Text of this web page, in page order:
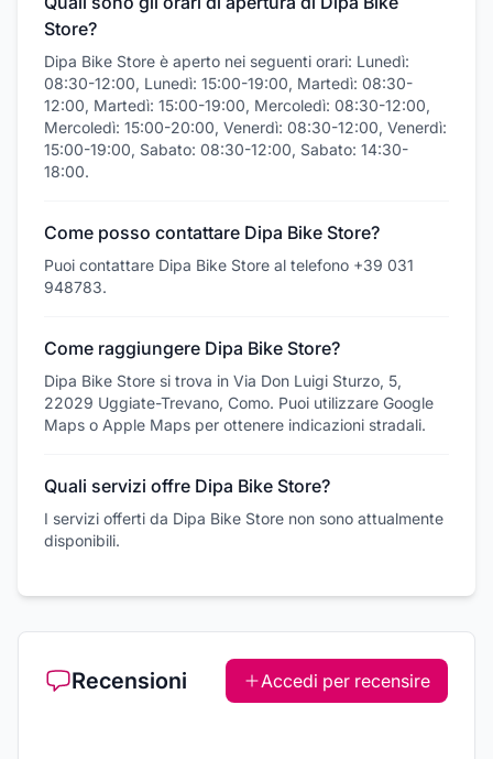
Store?
Dipa Bike Store è aperto nei seguenti orari: Lunedì:
08:30-12:00, Lunedì: 15:00-19:00, Martedì: 08:30-
12:00, Martedì: 15:00-19:00, Mercoledì: 08:30-12:00,
Mercoledì: 15:00-20:00, Venerdì: 08:30-12:00, Venerdì:
15:00-19:00, Sabato: 08:30-12:00, Sabato: 14:30-
18:00.
Come posso contattare Dipa Bike Store?
Puoi contattare Dipa Bike Store al telefono +39 031
948783.
Come raggiungere Dipa Bike Store?
Dipa Bike Store si trova in Via Don Luigi Sturzo, 5,
22029 Uggiate-Trevano, Como. Puoi utilizzare Google
Maps o Apple Maps per ottenere indicazioni stradali.
Quali servizi offre Dipa Bike Store?
I servizi offerti da Dipa Bike Store non sono attualmente
disponibili.
Recensioni Accedi per recensire